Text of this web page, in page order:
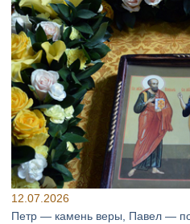
12.07.2026
Петр — камень веры, Павел —